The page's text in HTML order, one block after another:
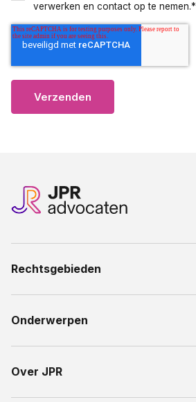
verwerken en contact op te nemen.*
Rechtsgebieden
Onderwerpen
Over JPR